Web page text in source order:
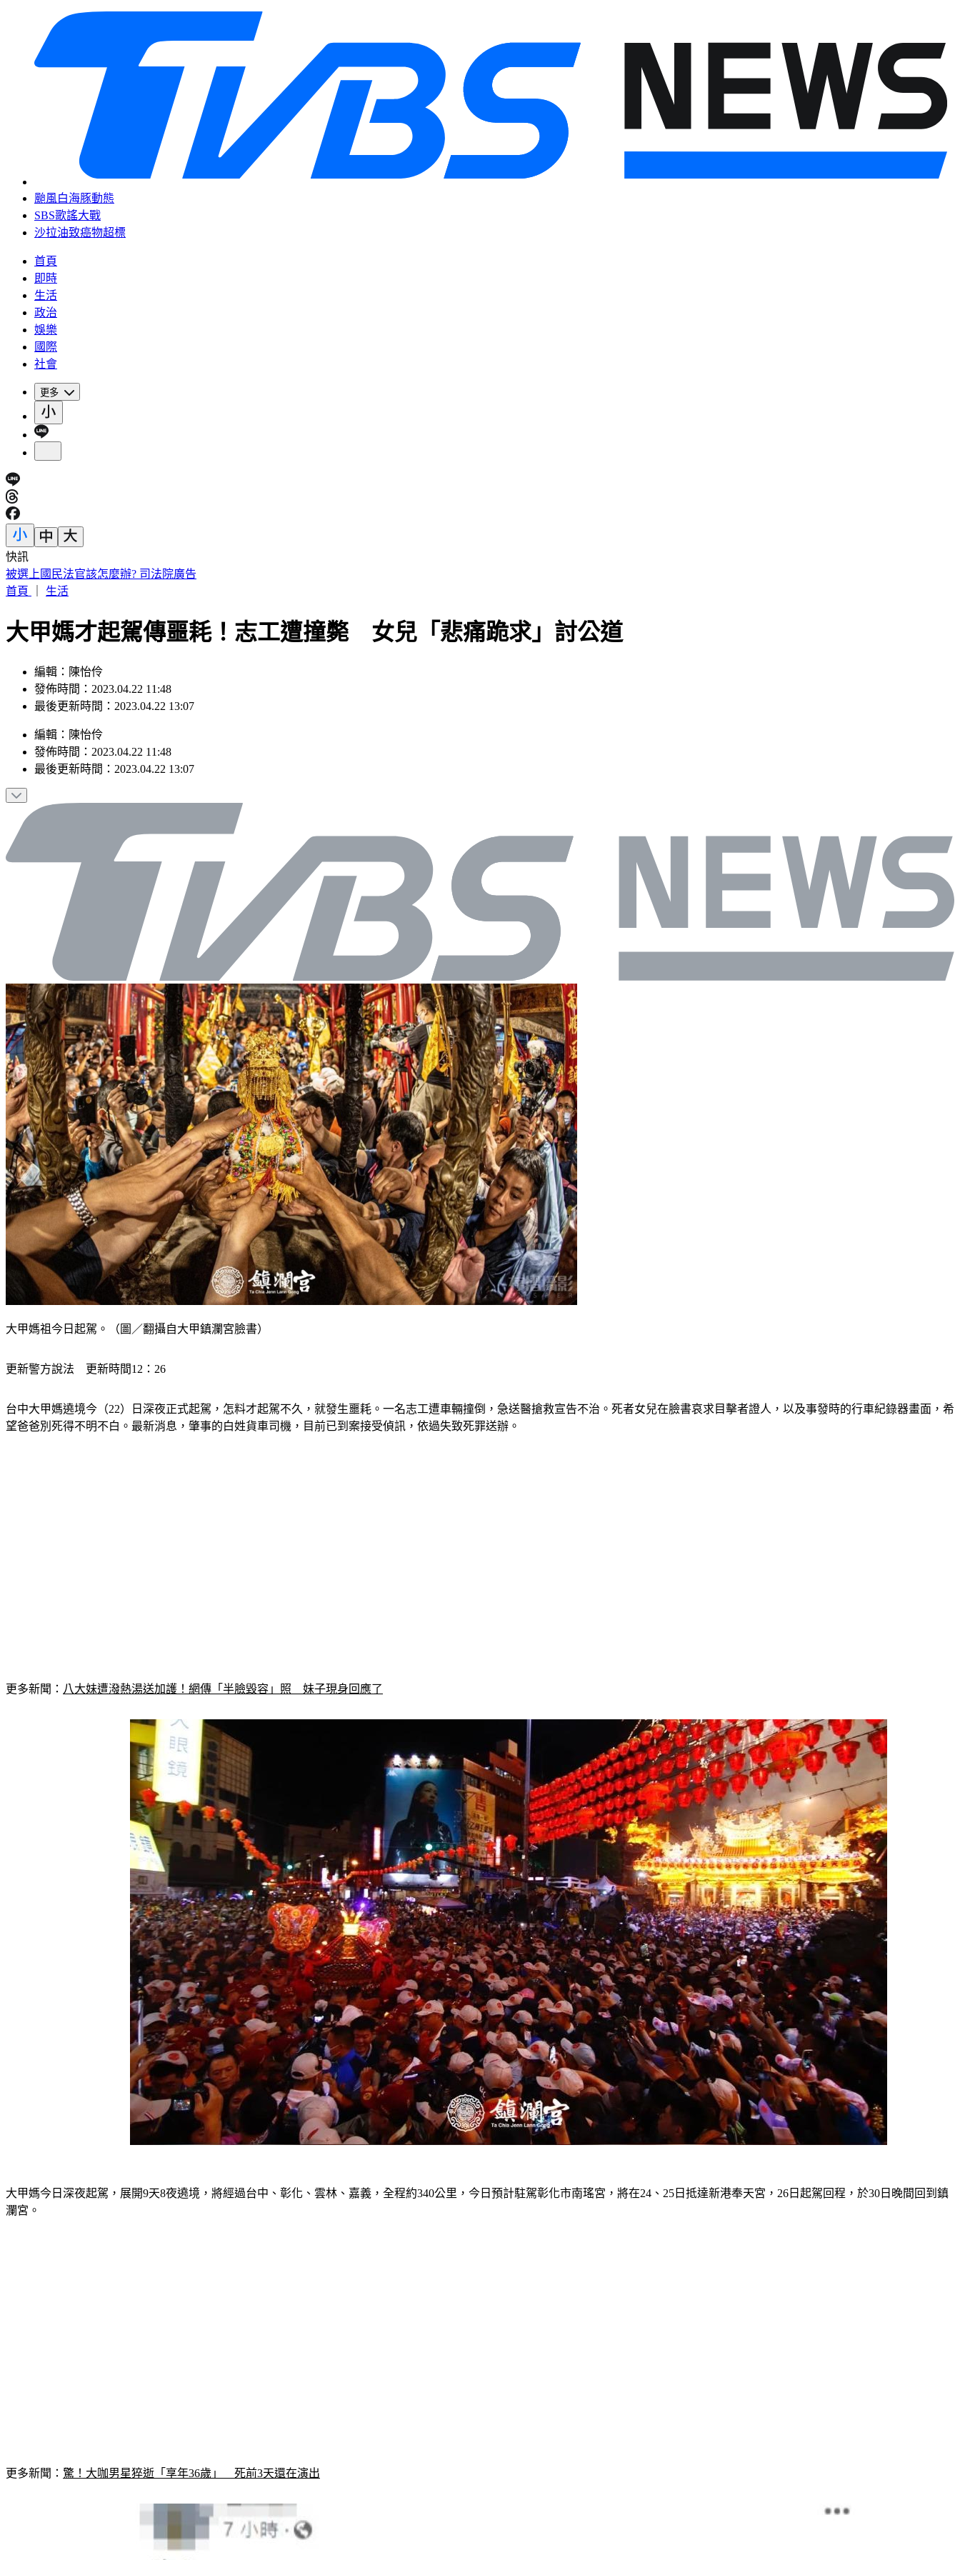
颱風白海豚動態
SBS歌謠大戰
沙拉油致癌物超標
首頁
即時
生活
政治
娛樂
國際
社會
更多
快訊
快訊／基隆大武崙海灘驚傳泳客戲水失聯 警消海巡搜救中
首頁
生活
大甲媽才起駕傳噩耗！志工遭撞斃 女兒「悲痛跪求」討公道
編輯：陳怡伶
發佈時間：2023.04.22 11:48
最後更新時間：2023.04.22 13:07
編輯 ： 陳怡伶
發佈時間： 2023.04.22 11:48
最後更新時間： 2023.04.22 13:07
大甲媽祖今日起駕。（圖／翻攝自大甲鎮瀾宮臉書）
更新警方說法　更新時間12：26
台中大甲媽遶境今（22）日深夜正式起駕，怎料才起駕不久，就發生噩耗。一名志工遭車輛撞倒，急送醫搶救宣告不治。死者女兒在臉書哀求目擊者證人，以及事發時的行車紀錄器畫面，希
望爸爸別死得不明不白。最新消息，肇事的白姓貨車司機，目前已到案接受偵訊，依過失致死罪送辦。
更多新聞： 八大妹遭潑熱湯送加護！網傳「半臉毀容」照　妹子現身回應了
大甲媽今日深夜起駕，展開9天8夜遶境，將經過台中、彰化、雲林、嘉義，全程約340公里，今日預計駐駕彰化市南瑤宮，將在24、25日抵達新港奉天宮，26日起駕回程，於30日晚間回到鎮
瀾宮。
更多新聞： 驚！大咖男星猝逝「享年36歲」　死前3天還在演出